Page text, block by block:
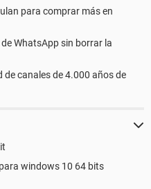
para comprar más en
WhatsApp sin borrar la
canales de 4.000 años de
windows 10 64 bits